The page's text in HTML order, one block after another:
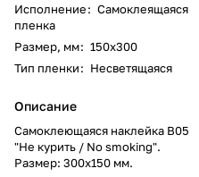
Исполнение: Самоклеящаяся
пленка
Размер, мм: 150х300
Тип пленки: Несветящаяся
Описание
Самоклеющаяся наклейка B05
"Не курить / No smoking".
Размер: 300х150 мм.